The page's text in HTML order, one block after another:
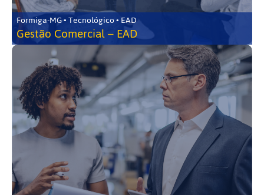
Formiga-MG • Tecnológico • EAD
Gestão Comercial – EAD